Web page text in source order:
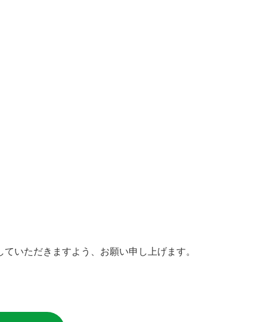
いただきますよう、お願い申し上げます。